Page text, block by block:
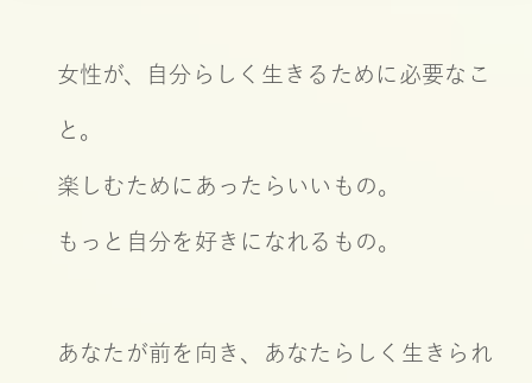
女性が、自分らしく生きるために必要なこ
と。
楽しむためにあったらいいもの。
もっと自分を好きになれるもの。
あなたが前を向き、あなたらしく生きられ